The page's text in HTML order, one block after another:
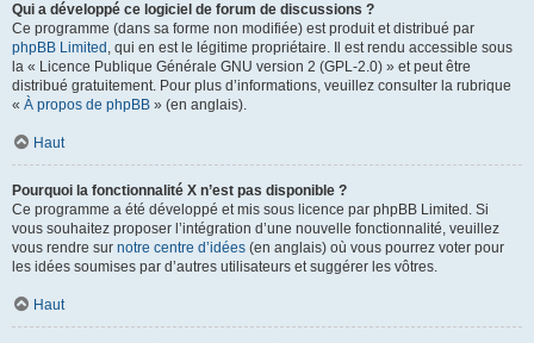
Qui a développé ce logiciel de forum de discussions ?
Ce programme (dans sa forme non modifiée) est produit et distribué par
phpBB Limited , qui en est le légitime propriétaire. Il est rendu accessible sous
la « Licence Publique Générale GNU version 2 (GPL-2.0) » et peut être
distribué gratuitement. Pour plus d’informations, veuillez consulter la rubrique
« À propos de phpBB » (en anglais).
Haut
Pourquoi la fonctionnalité X n’est pas disponible ?
Ce programme a été développé et mis sous licence par phpBB Limited. Si
vous souhaitez proposer l’intégration d’une nouvelle fonctionnalité, veuillez
vous rendre sur notre centre d’idées (en anglais) où vous pourrez voter pour
les idées soumises par d’autres utilisateurs et suggérer les vôtres.
Haut